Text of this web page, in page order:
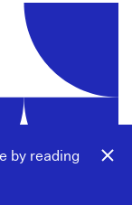
by reading